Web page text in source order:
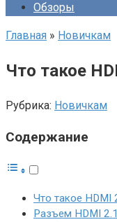
Обзоры
Главная » Новичкам
Что такое
Рубрика: Новичкам
Содержание
Что такое
Разъем HDMI 2.1